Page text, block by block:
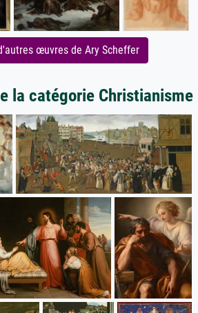
œuvres de Ary Scheffer
la catégorie Christianisme